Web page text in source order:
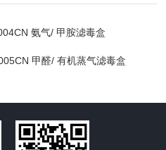
氨气/ 甲胺滤毒盒
甲醛/ 有机蒸气滤毒盒